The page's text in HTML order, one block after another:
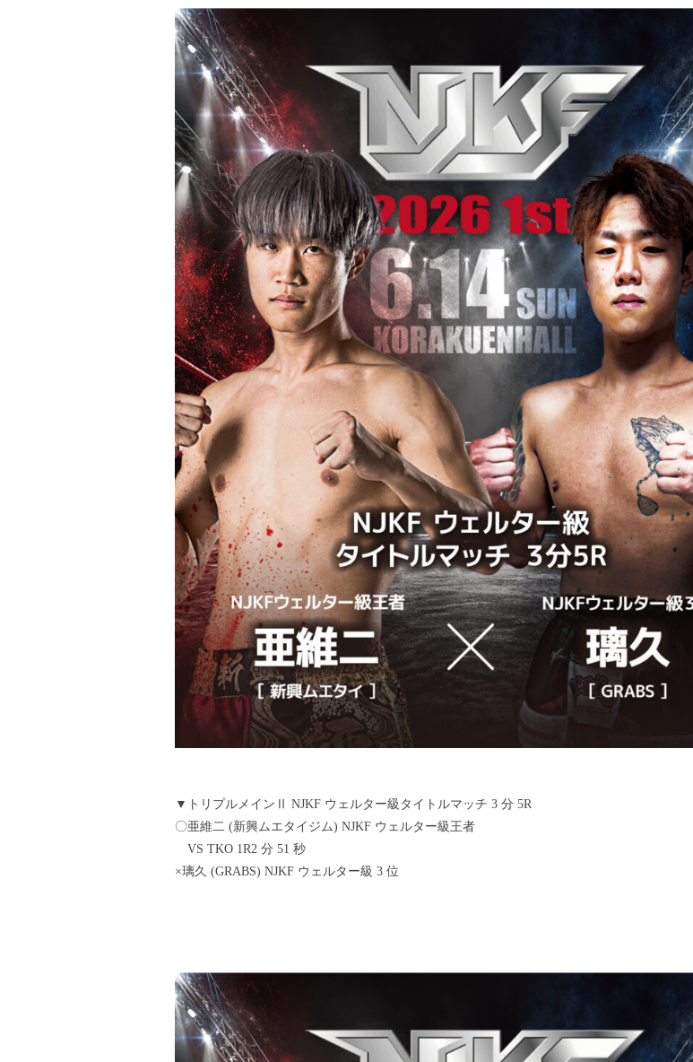
▼トリプルメインⅡ NJKF ウェルター級タイトルマッチ 3 分 5R
〇亜維二 (新興ムエタイジム) NJKF ウェルター級王者
VS TKO 1R2 分 51 秒
×璃久 (GRABS) NJKF ウェルター級 3 位